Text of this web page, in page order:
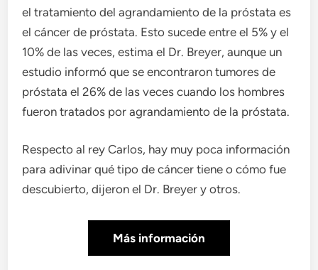
el tratamiento del agrandamiento de la próstata es
el cáncer de próstata. Esto sucede entre el 5% y el
10% de las veces, estima el Dr. Breyer, aunque un
estudio informó que se encontraron tumores de
próstata el 26% de las veces cuando los hombres
fueron tratados por agrandamiento de la próstata.
Respecto al rey Carlos, hay muy poca información
para adivinar qué tipo de cáncer tiene o cómo fue
descubierto, dijeron el Dr. Breyer y otros.
Más información